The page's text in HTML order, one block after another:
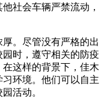
社会车辆严禁流动，
。尽管没有严格的出
时，遵守相关的防疫
这样的背景下，佳木
环境。他们可以自主
活动。